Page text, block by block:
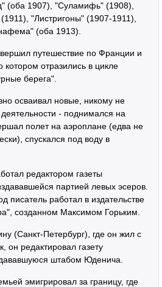
(оба 1907), "Суламифь" (1908),
"Листригоны" (1907-1911),
(оба 1913).
путешествие по Франции и
котором отразились в цикле
берега".
осваивал новые, никому не
- поднимался на
полет на аэроплане (едва не
спускался под воду в
редактором газеты
партией левых эсеров.
писатель работал в издательстве
созданном Максимом Горьким.
(Санкт-Петербург), где он жил с
он редактировал газету
штабом Юденича.
эмигрировал за границу, где